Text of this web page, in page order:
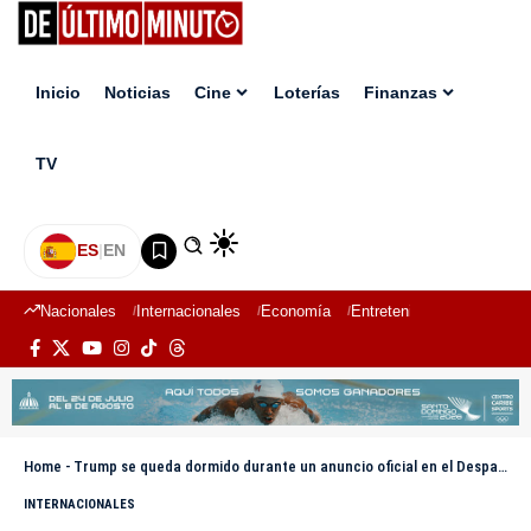
Inicio Noticias Cine Loterías Finanzas
TV
ES|EN
Nacionales Internacionales Economía Entretenimiento
Home - Trump se queda dormido durante un anuncio oficial en el Despacho Oval
INTERNACIONALES